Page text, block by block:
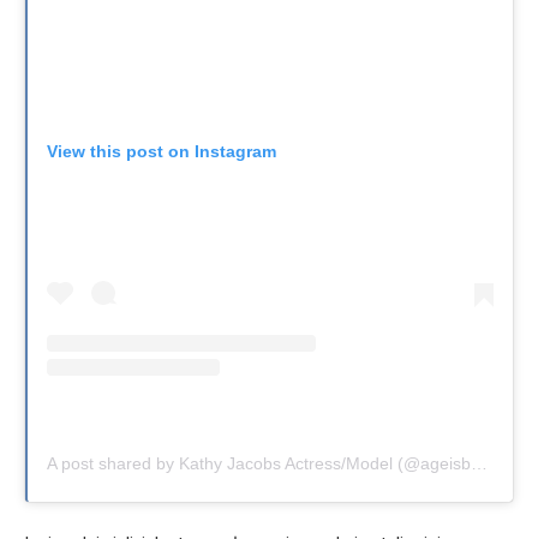
View this post on Instagram
A post shared by Kathy Jacobs Actress/Model (@ageisbeauty)